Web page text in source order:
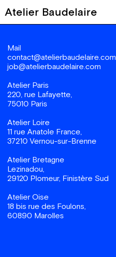
Atelier Baudelaire
Mail
contact@atelierbaudelaire.com
job@atelierbaudelaire.com
Atelier Paris
220, rue Lafayette,
75010 Paris
Atelier Loire
11 rue Anatole France,
37210 Vernou-sur-Brenne
Atelier Bretagne
Lezinadou,
29120 Plomeur, Finistère Sud
Atelier Oise
18 bis rue des Foulons,
60890 Marolles